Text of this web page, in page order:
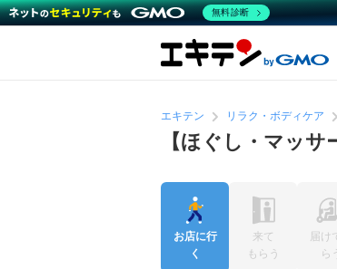
エキテン リラク・ボディケア
【ほぐし・マッ
お店に行
く
来て
もらう
届け
ら
無料診断